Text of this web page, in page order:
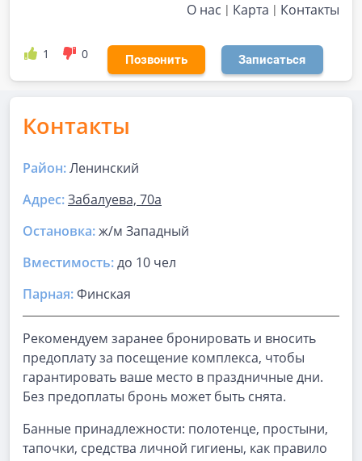
О нас Карта Контакты
1 0 Позвонить Записаться
Контакты
Район:Ленинский
Адрес:Забалуева, 70а
Остановка:ж/м Западный
Вместимость:до 10 чел
Парная:Финская
Рекомендуем заранее бронировать и вносить
предоплату за посещение комплекса, чтобы
гарантировать ваше место в праздничные дни.
Без предоплаты бронь может быть снята.
Банные принадлежности: полотенце, простыни,
тапочки, средства личной гигиены, как правило